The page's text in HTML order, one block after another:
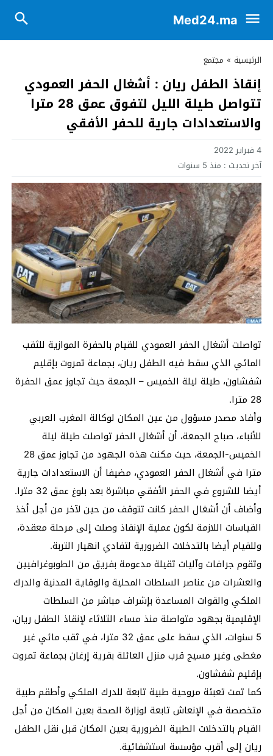
Med24.ma
الرئيسية » مجتمع
إنقاذ الطفل ريان : أشغال الحفر العمودي
تتواصل طيلة الليل لتفوق عمق 28 مترا
والاستعدادات جارية للحفر الأفقي
4 فبراير 2022
آخر تحديث : منذ 5 سنوات
تواصلت أشغال الحفر العمودي للقيام بالحفرة الموازية للثقب
المائي الذي سقط فيه الطفل ريان، بجماعة تمروت بإقليم
شفشاون، طيلة ليلة الخميس – الجمعة حيث تجاوز عمق الحفرة
28 مترا.
وأفاد مصدر مسؤول من عين المكان لوكالة المغرب العربي
للأنباء، صباح الجمعة، أن أشغال الحفر تواصلت طيلة ليلة
الخميس-الجمعة، حيث مكنت هذه الجهود من تجاوز عمق 28
مترا في أشغال الحفر العمودي، مضيفا أن الاستعدادات جارية
أيضا للشروع في الحفر الأفقي مباشرة بعد بلوغ عمق 32 مترا.
وأضاف أن أشغال الحفر كانت تتوقف من حين لآخر من أجل أخذ
القياسات اللازمة لكون عملية الإنقاذ وصلت إلى مرحلة معقدة،
وللقيام أيضا بالتدخلات الضرورية لتفادي انهيار التربة.
وتقوم جرافات وآليات ثقيلة مدعومة بفريق من الطوبوغرافيين
والعشرات من عناصر السلطات المحلية والوقاية المدنية والدرك
الملكي والقوات المساعدة بإشراف مباشر من السلطات
الإقليمية بجهود متواصلة منذ مساء الثلاثاء لإنقاذ الطفل ريان،
5 سنوات، الذي سقط على عمق 32 مترا، في ثقب مائي غير
مغطى وغير مسيج قرب منزل العائلة بقرية إرغان بجماعة تمروت
بإقليم شفشاون.
كما تمت تعبئة مروحية طبية تابعة للدرك الملكي وأطقم طبية
متخصصة في الإنعاش تابعة لوزارة الصحة بعين المكان من أجل
القيام بالتدخلات الطبية الضرورية بعين المكان قبل نقل الطفل
ريان إلى أقرب مؤسسة استشفائية.